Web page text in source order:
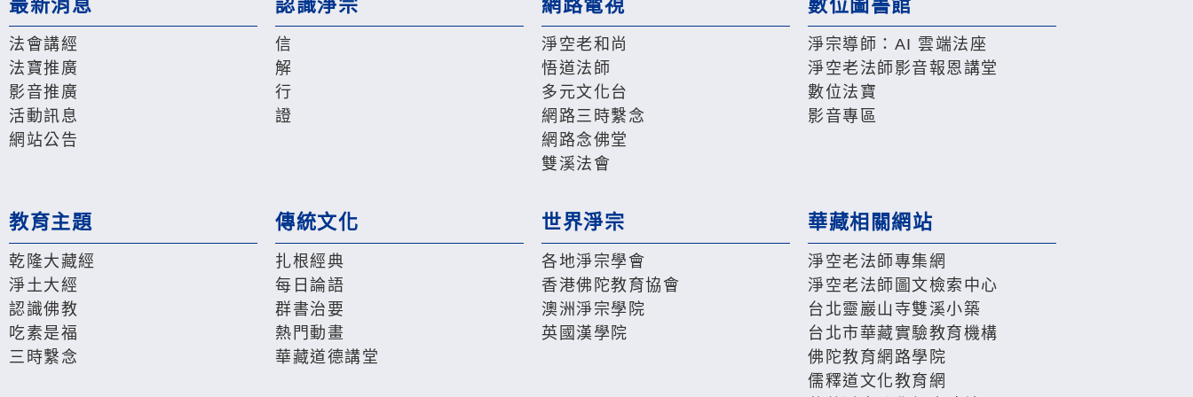
最新消息
法會講經
法寶推廣
影音推廣
活動訊息
網站公告
認識淨宗
信
解
行
證
網路電視
淨空老和尚
悟道法師
多元文化台
網路三時繫念
網路念佛堂
雙溪法會
數位圖書館
淨宗導師：AI 雲端法座
淨空老法師影音報恩講堂
數位法寶
影音專區
教育主題
乾隆大藏經
淨土大經
認識佛教
吃素是福
三時繫念
傳統文化
扎根經典
每日論語
群書治要
熱門動畫
華藏道德講堂
世界淨宗
各地淨宗學會
香港佛陀教育協會
澳洲淨宗學院
英國漢學院
華藏相關網站
淨空老法師專集網
淨空老法師圖文檢索中心
台北靈巖山寺雙溪小築
台北市華藏實驗教育機構
佛陀教育網路學院
儒釋道文化教育網